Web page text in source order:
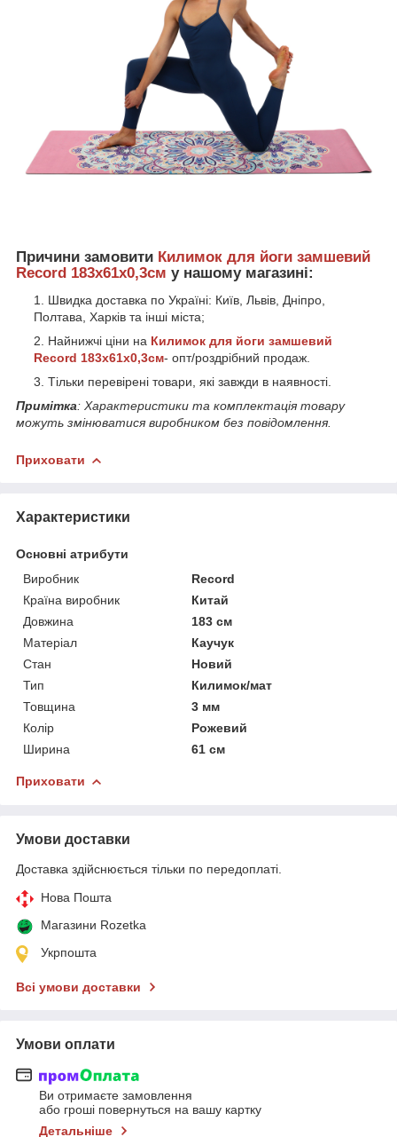
Причини замовити Килимок для йоги замшевий
Record 183x61x0,3см у нашому магазині:
Швидка доставка по Україні: Київ, Львів, Дніпро,
Полтава, Харків та інші міста;
Найнижчі ціни на Килимок для йоги замшевий
Record 183x61x0,3см- опт/роздрібний продаж.
Тільки перевірені товари, які завжди в наявності.
Примітка: Характеристики та комплектація товару
можуть змінюватися виробником без повідомлення.
Приховати
Характеристики
Основні атрибути
Виробник
Record
Країна виробник
Китай
Довжина
183 см
Матеріал
Каучук
Стан
Новий
Тип
Килимок/мат
Товщина
3 мм
Колір
Рожевий
Ширина
61 см
Приховати
Умови доставки
Доставка здійснюється тільки по передоплаті.
Нова Пошта
Магазини Rozetka
Укрпошта
Всі умови доставки
Умови оплати
Ви отримаєте замовлення
або гроші повернуться на вашу картку
Детальніше